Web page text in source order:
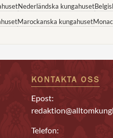
Nederländska kungahuset
Marockanska kungahuset
KONTAKTA OSS
Epost:
Telefon: